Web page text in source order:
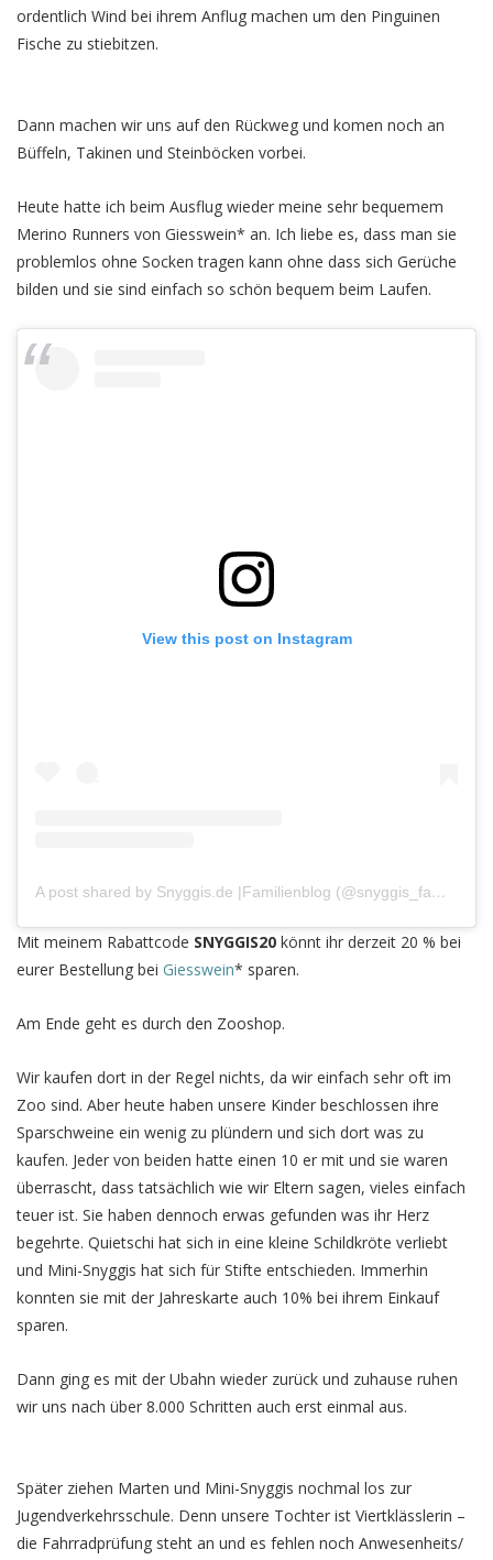
ordentlich Wind bei ihrem Anflug machen um den Pinguinen
Fische zu stiebitzen.
Dann machen wir uns auf den Rückweg und komen noch an
Büffeln, Takinen und Steinböcken vorbei.
Heute hatte ich beim Ausflug wieder meine sehr bequemem
Merino Runners von Giesswein* an. Ich liebe es, dass man sie
problemlos ohne Socken tragen kann ohne dass sich Gerüche
bilden und sie sind einfach so schön bequem beim Laufen.
View this post on Instagram
A post shared by Snyggis.de |Familienblog (@snyggis_familienblog)
Mit meinem Rabattcode SNYGGIS20 könnt ihr derzeit 20 % bei
eurer Bestellung bei Giesswein* sparen.
Am Ende geht es durch den Zooshop.
Wir kaufen dort in der Regel nichts, da wir einfach sehr oft im
Zoo sind. Aber heute haben unsere Kinder beschlossen ihre
Sparschweine ein wenig zu plündern und sich dort was zu
kaufen. Jeder von beiden hatte einen 10 er mit und sie waren
überrascht, dass tatsächlich wie wir Eltern sagen, vieles einfach
teuer ist. Sie haben dennoch erwas gefunden was ihr Herz
begehrte. Quietschi hat sich in eine kleine Schildkröte verliebt
und Mini-Snyggis hat sich für Stifte entschieden. Immerhin
konnten sie mit der Jahreskarte auch 10% bei ihrem Einkauf
sparen.
Dann ging es mit der Ubahn wieder zurück und zuhause ruhen
wir uns nach über 8.000 Schritten auch erst einmal aus.
Später ziehen Marten und Mini-Snyggis nochmal los zur
Jugendverkehrsschule. Denn unsere Tochter ist Viertklässlerin –
die Fahrradprüfung steht an und es fehlen noch Anwesenheits/